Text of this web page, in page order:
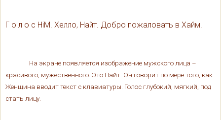
Г о л о с HiM. Хелло, Найт. Добро пожаловать в Хайм.
На экране появляется изображение мужского лица –
красивого, мужественного. Это Найт. Он говорит по мере того, как
Женщина вводит текст с клавиатуры. Голос глубокий, мягкий, под
стать лицу.